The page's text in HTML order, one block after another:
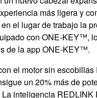
más ligera y
el lugar de trabajo la
con ONE-KEY™,
de la app ONE-KEY™.
el motor sin
un 20% más de
La inteligencia